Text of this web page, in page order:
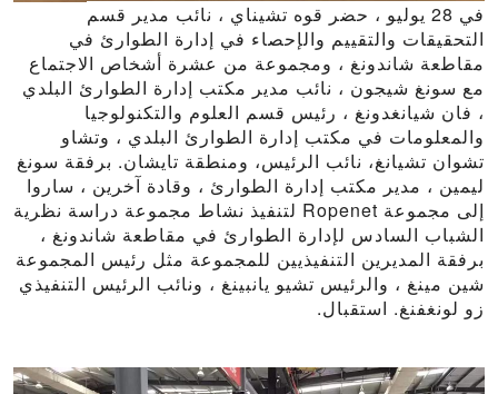
في 28 يوليو ، حضر قوه تشيناي ، نائب مدير قسم
التحقيقات والتقييم والإحصاء في إدارة الطوارئ في
مقاطعة شاندونغ ، ومجموعة من عشرة أشخاص الاجتماع
مع سونغ شيجون ، نائب مدير مكتب إدارة الطوارئ البلدي
، فان شيانغدونغ ، رئيس قسم العلوم والتكنولوجيا
والمعلومات في مكتب إدارة الطوارئ البلدي ، وتشاو
تشوان تشيانغ، نائب الرئيس، ومنطقة تايشان. برفقة سونغ
ليمين ، مدير مكتب إدارة الطوارئ ، وقادة آخرين ، ساروا
إلى مجموعة Ropenet لتنفيذ نشاط مجموعة دراسة نظرية
الشباب السادس لإدارة الطوارئ في مقاطعة شاندونغ ،
برفقة المديرين التنفيذيين للمجموعة مثل رئيس المجموعة
شين مينغ ، والرئيس تشيو يانبينغ ، ونائب الرئيس التنفيذي
زو لونغفنغ. استقبال.